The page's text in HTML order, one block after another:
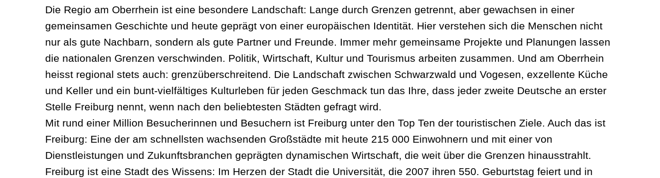
Die Regio am Oberrhein ist eine besondere Landschaft: Lange durch Grenzen getrennt, aber gewachsen in einer
gemeinsamen Geschichte und heute geprägt von einer europäischen Identität. Hier verstehen sich die Menschen nicht
nur als gute Nachbarn, sondern als gute Partner und Freunde. Immer mehr gemeinsame Projekte und Planungen lassen
die nationalen Grenzen verschwinden. Politik, Wirtschaft, Kultur und Tourismus arbeiten zusammen. Und am Oberrhein
heisst regional stets auch: grenzüberschreitend. Die Landschaft zwischen Schwarzwald und Vogesen, exzellente Küche
und Keller und ein bunt-vielfältiges Kulturleben für jeden Geschmack tun das Ihre, dass jeder zweite Deutsche an erster
Stelle Freiburg nennt, wenn nach den beliebtesten Städten gefragt wird.
Mit rund einer Million Besucherinnen und Besuchern ist Freiburg unter den Top Ten der touristischen Ziele. Auch das ist
Freiburg: Eine der am schnellsten wachsenden Großstädte mit heute 215 000 Einwohnern und mit einer von
Dienstleistungen und Zukunftsbranchen geprägten dynamischen Wirtschaft, die weit über die Grenzen hinausstrahlt.
Freiburg ist eine Stadt des Wissens: Im Herzen der Stadt die Universität, die 2007 ihren 550. Geburtstag feiert und in